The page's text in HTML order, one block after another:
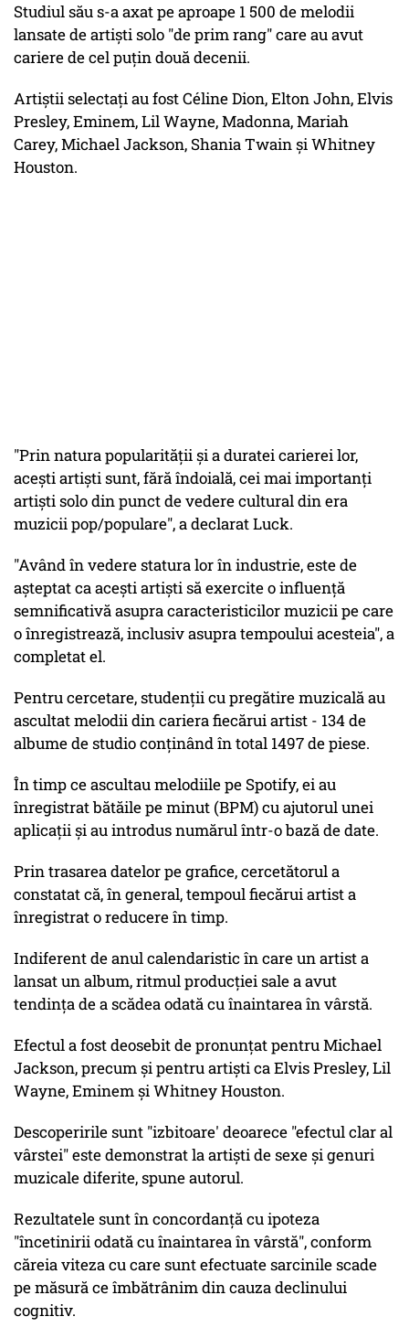
Studiul său s-a axat pe aproape 1 500 de melodii
lansate de artiști solo "de prim rang" care au avut
cariere de cel puțin două decenii.
Artiștii selectați au fost Céline Dion, Elton John, Elvis
Presley, Eminem, Lil Wayne, Madonna, Mariah
Carey, Michael Jackson, Shania Twain și Whitney
Houston.
"Prin natura popularității și a duratei carierei lor,
acești artiști sunt, fără îndoială, cei mai importanți
artiști solo din punct de vedere cultural din era
muzicii pop/populare", a declarat Luck.
"Având în vedere statura lor în industrie, este de
așteptat ca acești artiști să exercite o influență
semnificativă asupra caracteristicilor muzicii pe care
o înregistrează, inclusiv asupra tempoului acesteia", a
completat el.
Pentru cercetare, studenții cu pregătire muzicală au
ascultat melodii din cariera fiecărui artist - 134 de
albume de studio conținând în total 1497 de piese.
În timp ce ascultau melodiile pe Spotify, ei au
înregistrat bătăile pe minut (BPM) cu ajutorul unei
aplicații și au introdus numărul într-o bază de date.
Prin trasarea datelor pe grafice, cercetătorul a
constatat că, în general, tempoul fiecărui artist a
înregistrat o reducere în timp.
Indiferent de anul calendaristic în care un artist a
lansat un album, ritmul producției sale a avut
tendința de a scădea odată cu înaintarea în vârstă.
Efectul a fost deosebit de pronunțat pentru Michael
Jackson, precum și pentru artiști ca Elvis Presley, Lil
Wayne, Eminem și Whitney Houston.
Descoperirile sunt "izbitoare' deoarece "efectul clar al
vârstei" este demonstrat la artiști de sexe și genuri
muzicale diferite, spune autorul.
Rezultatele sunt în concordanță cu ipoteza
"încetinirii odată cu înaintarea în vârstă", conform
căreia viteza cu care sunt efectuate sarcinile scade
pe măsură ce îmbătrânim din cauza declinului
cognitiv.